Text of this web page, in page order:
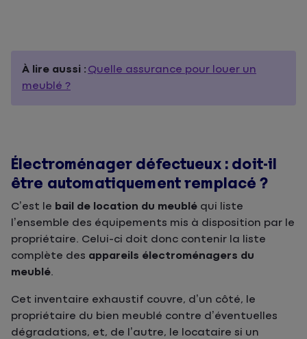
À lire aussi : Quelle assurance pour louer un
meublé ?
Électroménager défectueux : doit-il
être automatiquement remplacé ?
C’est le bail de location du meublé qui liste
l’ensemble des équipements mis à disposition par le
propriétaire. Celui-ci doit donc contenir la liste
complète des appareils électroménagers du
meublé.
Cet inventaire exhaustif couvre, d’un côté, le
propriétaire du bien meublé contre d’éventuelles
dégradations, et, de l’autre, le locataire si un